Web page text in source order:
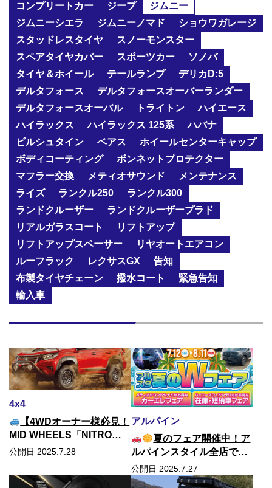
コンプリートカー
ジープ
ジムニー
ジムニーシエラ
ジムニーノマド
ショウワガレージ
スタッドレスタイヤ
スノーモンスター
スペアタイヤカバー
スポーツカー
ソノバ
タイヤ＆ホイール
テールランプ
デリカD:5
デルタフォース
デルタフォースオーバーランダー
デルタフォースオーバル
トライトン
ハイエース
ハイラックス
ハイラックス 125系
ハバナ
ビルシュタイン
ベアス
ホイールセンターキャップ
ボディコーティング
ボンネットプロテクター
マフラー交換
メティオサウンド
メンテナンス
ライズ
ランクル250
ランクル300
ランドクルーザー
ランドクルーザープラド
リアルガラスコート
リフトアップ
リフトアップスペーサー
リヤオートエアコン
ルーフラック
レクサスGX
告知
布製タイヤチェーン
撥水コート
緊急告知
輸入車
4x4
【4WDオーナー様必見！
MID WHEELS「NITRO
POWER」シリーズ展示
公開日 2025.7.28
アルパイン
夏のフェア開催中！ア
ルパインスタイル全店でお
得なチャンス！
公開日 2025.7.27